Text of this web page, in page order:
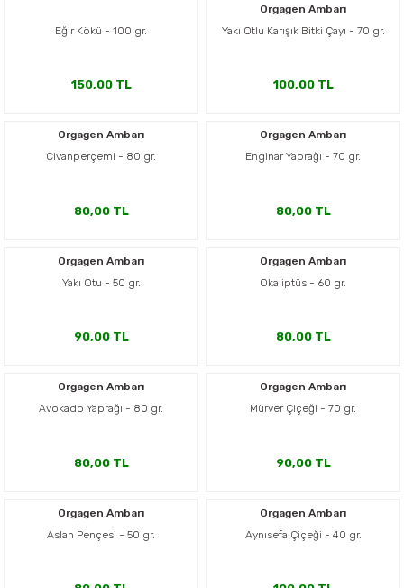
Eğir Kökü - 100 gr.
150,00 TL
Orgagen Ambarı
Yakı Otlu Karışık Bitki Çayı - 70 gr.
100,00 TL
Orgagen Ambarı
Civanperçemi - 80 gr.
80,00 TL
Orgagen Ambarı
Enginar Yaprağı - 70 gr.
80,00 TL
Orgagen Ambarı
Yakı Otu - 50 gr.
90,00 TL
Orgagen Ambarı
Okaliptüs - 60 gr.
80,00 TL
Orgagen Ambarı
Avokado Yaprağı - 80 gr.
80,00 TL
Orgagen Ambarı
Mürver Çiçeği - 70 gr.
90,00 TL
Orgagen Ambarı
Aslan Pençesi - 50 gr.
Orgagen Ambarı
Aynısefa Çiçeği - 40 gr.